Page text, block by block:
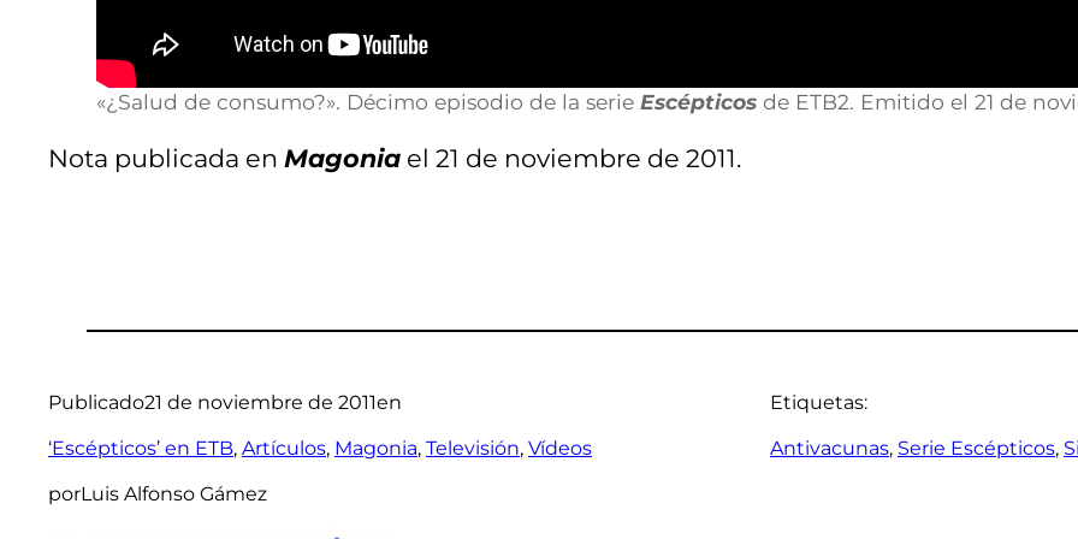
«¿Salud de consumo?». Décimo episodio de la serie Escépticos de ETB2. Emitido el 21 de
Nota publicada en Magonia el 21 de noviembre de 2011.
Publicado21 de noviembre de 2011en
‘Escépticos’ en ETB, Artículos, Magonia, Televisión, Vídeos
porLuis Alfonso Gámez
Etiquetas:
Antivacunas, Serie Escépticos,